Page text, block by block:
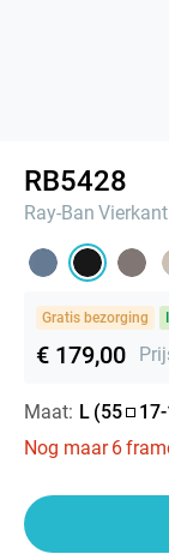
RB5428
Ray-Ban Vierkant
Gratis bezorging
€ 179,00
Maat: L (55 17-
Nog maar 6